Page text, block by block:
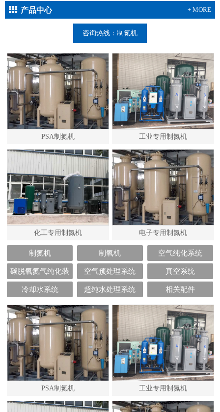
产品中心 + MORE
咨询热线：制氮机
PSA制氮机 工业专用制氮机
化工专用制氮机 电子专用制氮机
制氮机 制氧机 空气纯化系统
碳脱氧氮气纯化装
置
空气预处理系统 真空系统
冷却水系统 超纯水处理系统 相关配件
PSA制氮机 工业专用制氮机